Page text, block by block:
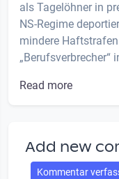
als Tagelöhner in
NS-Regime
mindere
„Berufsverbrecher“
Read more
Add new
Kommentar